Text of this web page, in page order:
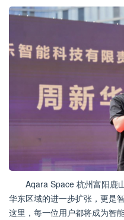
Aqara Space 杭州富阳鹿
华东区域的进一步扩张，更是
这里，每一位用户都将成为智